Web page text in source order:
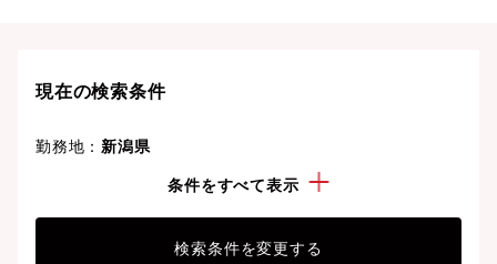
現在の検索条件
勤務地： 新潟県
Excel
条件をすべて表示
検索条件を変更する